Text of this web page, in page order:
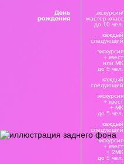
День
рождения
экскурсия/
мастер-класс
до 10 чел.
каждый
следующий
экскурсия
+ квест
или МК
до 5 чел.
каждый
следующий
экскурсия
+ квест
+ МК
до 5 чел.
каждый
следующий
экскурсия
+ квест
+ 2МК
до 5 чел.